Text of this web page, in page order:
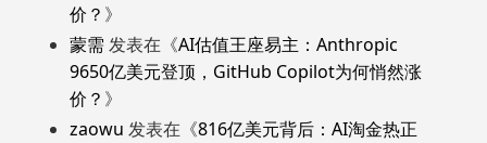
价？ 》
蒙需 发表在《AI估值王座易主：Anthropic
9650亿美元登顶，GitHub Copilot为何悄然涨
价？ 》
zaowu 发表在《816亿美元背后：AI淘金热正